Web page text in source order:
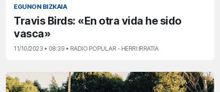
EGUNON BIZKAIA
Travis Birds: «En otra vida he sido
vasca»
11/10/2023 • 08:39 • RADIO POPULAR - HERRI IRRATIA